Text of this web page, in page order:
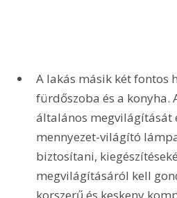
A lakás másik két fontos
fürdőszoba és a konyha.
általános megvilágítását
mennyezet-világító
biztosítani,
megvilágításáról kell
korszerű és keskeny